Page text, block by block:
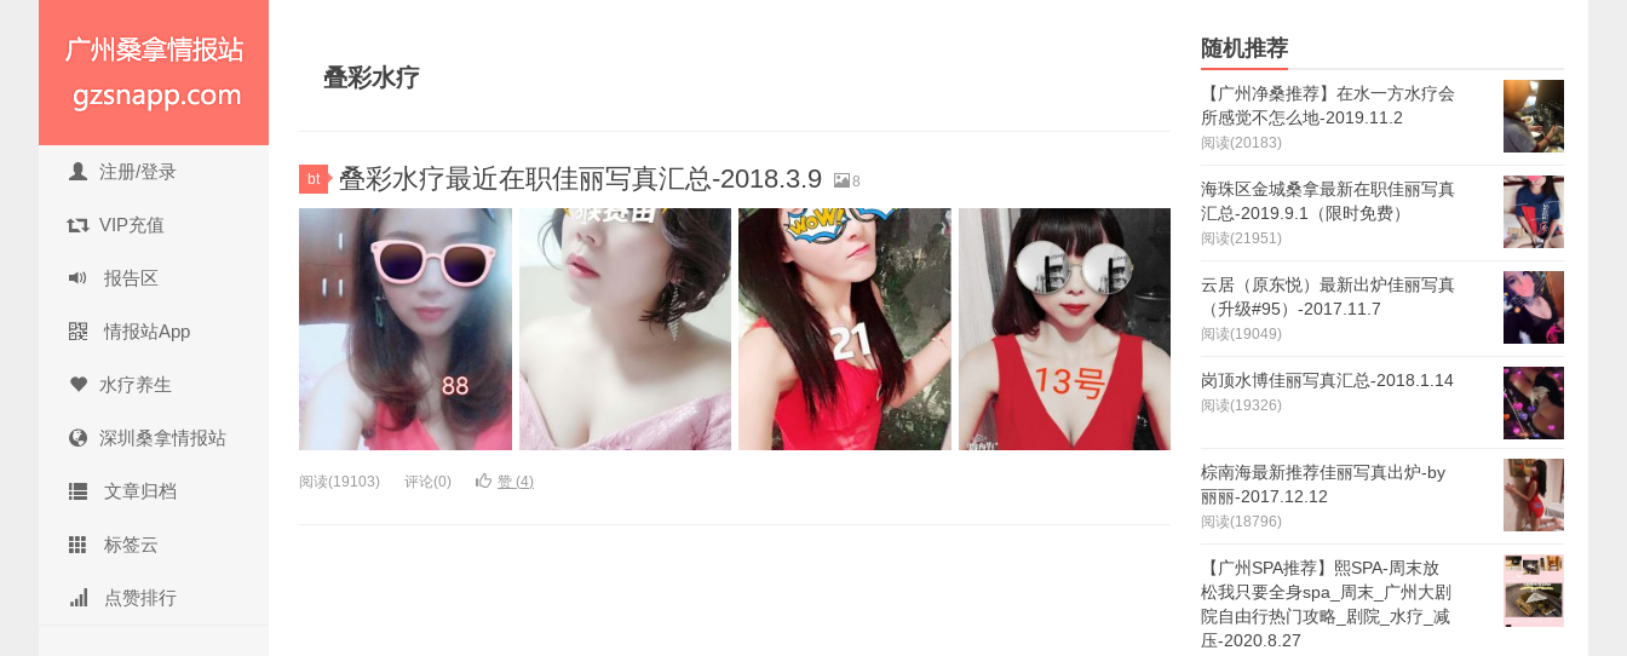
注册/登录
VIP充值
报告区
情报站App
水疗养生
深圳桑拿情报站
文章归档
标签云
点赞排行
叠彩水疗
bt 叠彩水疗最近在职佳丽写真汇总-2018.3.9 8
阅读(19103) 评论(0) 赞 (4)
随机推荐
【广州净桑推荐】在水一方水疗会
所感觉不怎么地-2019.11.2
阅读(20183)
海珠区金城桑拿最新在职佳丽写真
汇总-2019.9.1（限时免费）
阅读(21951)
云居（原东悦）最新出炉佳丽写真
（升级#95）-2017.11.7
阅读(19049)
岗顶水博佳丽写真汇总-2018.1.14
阅读(19326)
棕南海最新推荐佳丽写真出炉-by
丽丽-2017.12.12
阅读(18796)
【广州SPA推荐】熙SPA-周末放
松我只要全身spa_周末_广州大剧
院自由行热门攻略_剧院_水疗_减
压-2020.8.27